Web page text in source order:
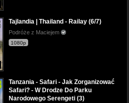
Tajlandia | Thailand - Railay (6/7)
Podróże z Maciejem
1080p
Tanzania - Safari - Jak Zorganizować
Safari? - W Drodze Do Parku
Narodowego Serengeti (3)